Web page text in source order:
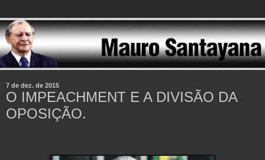
7 de dez. de 2015
O IMPEACHMENT E A DIVISÃO DA
OPOSIÇÃO.